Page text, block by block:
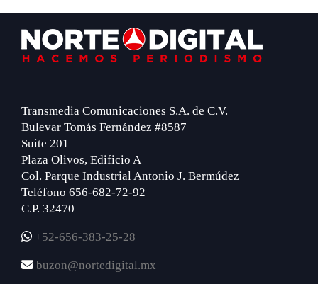
Footer
Transmedia Comunicaciones S.A. de C.V.
Bulevar Tomás Fernández #8587
Suite 201
Plaza Olivos, Edificio A
Col. Parque Industrial Antonio J. Bermúdez
Teléfono 656-682-72-92
C.P. 32470
+52-656-383-25-28
buzon@nortedigital.mx